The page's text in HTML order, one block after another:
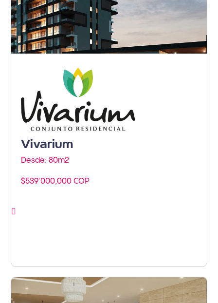
Armenia - Av. Centenario
Vivarium
Desde: 80m2
$539'000,000 COP